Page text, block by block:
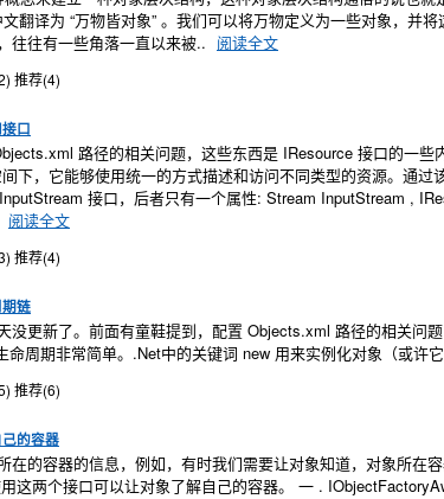
翻译为 “万物皆对象” 。我们可以将万物定义为一些对象，并
往往有一些角落一直以来被.. 阅读全文
推荐(4)
口
路径的相关问题，这些东西是 IResource 接口的一
下，它能够使用统一的方式描述和访问不同类型的资源。通
接口，后者只有一个属性: Stream InputStream ,
阅读全文
推荐(4)
链
没更新了。前面有童鞋提到，配置 Objects.xml 路径的相关问
周期非常简单。.Net中的关键词 new 用来实例化对象（或许
推荐(6)
的容器
在的容器的信息，例如，有时我们需要让对象知道，对象所在
这两个接口可以让对象了解自己的容器。 一 .